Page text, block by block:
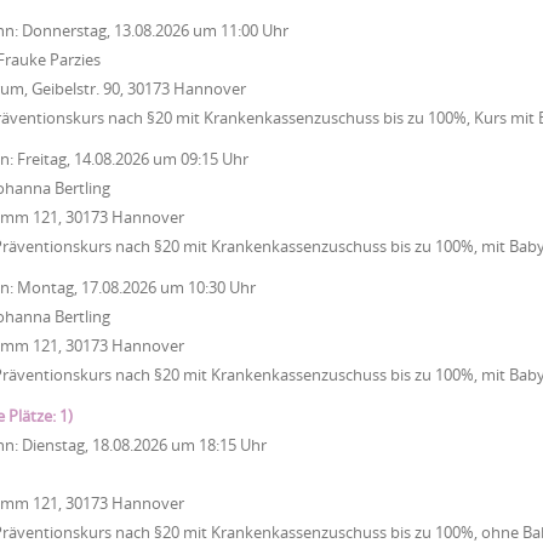
Donnerstag, 13.08.2026 um 11:00 Uhr
Parzies
Geibelstr. 90, 30173 Hannover
nach §20 mit Krankenkassenzuschuss bis zu 100%, Kurs mit
Freitag, 14.08.2026 um 09:15 Uhr
Bertling
121, 30173 Hannover
nach §20 mit Krankenkassenzuschuss bis zu 100%, mit
Montag, 17.08.2026 um 10:30 Uhr
Bertling
121, 30173 Hannover
nach §20 mit Krankenkassenzuschuss bis zu 100%, mit
Plätze: 1)
Dienstag, 18.08.2026 um 18:15 Uhr
121, 30173 Hannover
nach §20 mit Krankenkassenzuschuss bis zu 100%, ohne